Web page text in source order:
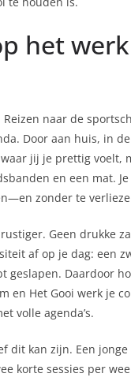
het
naar de
Door aan huis, in
jij je prettig voelt,
en een mat.
zonder te
Geen drukke
af op je dag: een
Daardoor
en Het Gooi werk je
volle agenda’s.
dit kan zijn. Een
korte sessies per